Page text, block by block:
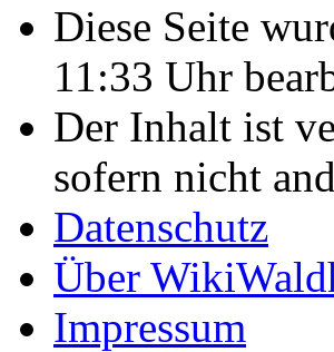
Diese Seite
11:33 Uhr
Der Inhalt ist
sofern nicht
Datenschutz
Über
Impressum